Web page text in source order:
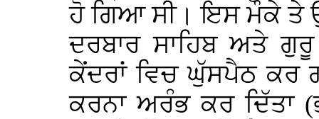
ਹੋ ਗਿਆ ਸੀ। ਇਸ ਮੌਕੇ ਤੇ
ਦਰਬਾਰ ਸਾਹਿਬ ਅਤੇ ਗੁਰੂ
ਕੇਂਦਰਾਂ ਵਿਚ ਘੁੱਸਪੈਠ ਕਰ
ਕਰਨਾ ਅਰੰਭ ਕਰ ਦਿੱਤਾ